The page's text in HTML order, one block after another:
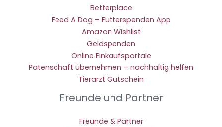
Betterplace
Feed A Dog – Futterspenden App
Amazon Wishlist
Geldspenden
Online Einkaufsportale
Patenschaft übernehmen – nachhaltig helfen
Tierarzt Gutschein
Freunde und Partner
Freunde & Partner